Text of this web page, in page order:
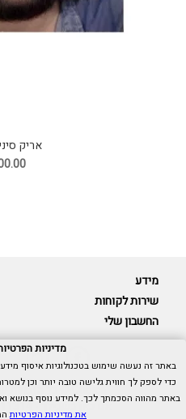
אריק
מידע
שירות לקוחות
החשבון שלי
Cubica © כל הזכויות שמורות.
אנו כאן בשבילך -
מדיניות
כדי לספק לך חווית גלישה טובה יותר וכן
באתר מהווה הסכמתך לכך. למידע נוסף בנושא
את מדיניות הפרטיות